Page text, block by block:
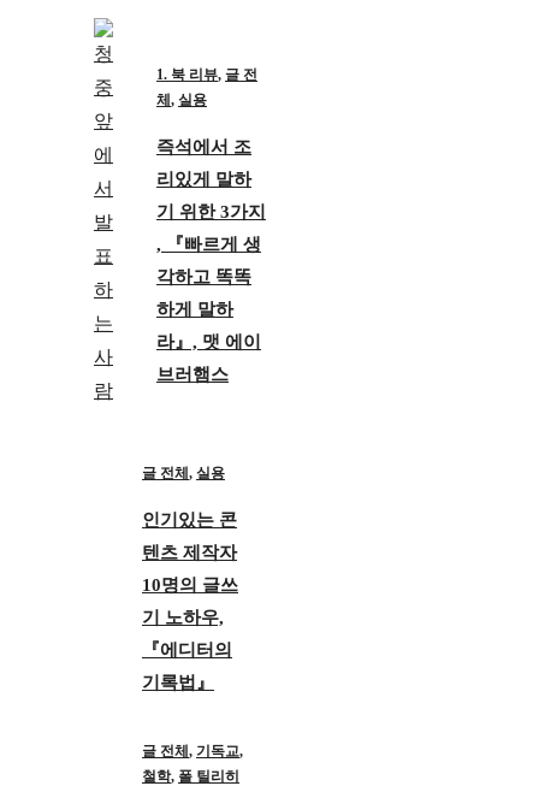
1. 북 리뷰, 글 전
체, 실용
즉석에서 조
리있게 말하
기 위한 3가지
, 『빠르게 생
각하고 똑똑
하게 말하
라』, 맷 에이
브러햄스
글 전체, 실용
인기있는 콘
텐츠 제작자
10명의 글쓰
기 노하우,
『에디터의
기록법』
글 전체, 기독교,
철학, 폴 틸리히